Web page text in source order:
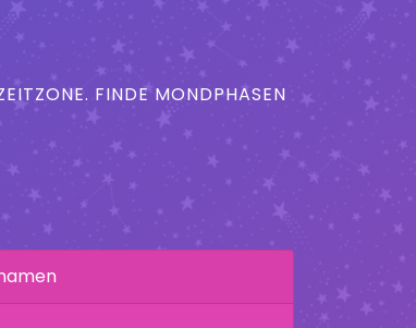
FINDE MONDPHASEN